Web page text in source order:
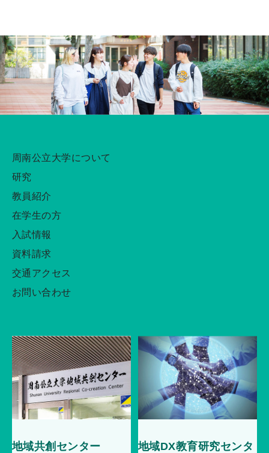
周南公立大学について
研究
教員紹介
在学生の方
入試情報
資料請求
交通アクセス
お問い合わせ
地域共創センター
地域DX教育研究センタ